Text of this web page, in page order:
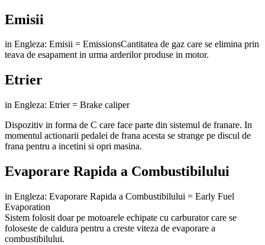
Emisii
in Engleza: Emisii = EmissionsCantitatea de gaz care se elimina prin
teava de esapament in urma arderilor produse in motor.
Etrier
in Engleza: Etrier = Brake caliper
Dispozitiv in forma de C care face parte din sistemul de franare. In
momentul actionarii pedalei de frana acesta se strange pe discul de
frana pentru a incetini si opri masina.
Evaporare Rapida a Combustibilului
in Engleza: Evaporare Rapida a Combustibilului = Early Fuel
Evaporation
Sistem folosit doar pe motoarele echipate cu carburator care se
foloseste de caldura pentru a creste viteza de evaporare a
combustibilului.